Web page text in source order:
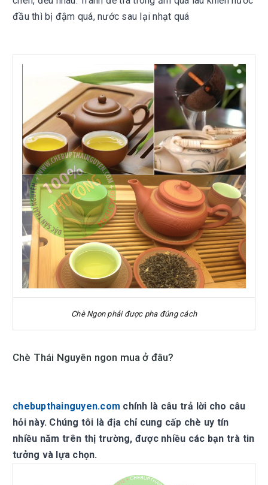
đầu thì bị đậm quá, nước sau lại nhạt quá
Chè Ngon phải được pha đúng cách
Chè Thái Nguyên ngon mua ở đâu?
chebupthainguyen.com chính là câu trả lời cho câu
hỏi này. Chúng tôi là địa chỉ cung cấp chè uy tín
nhiều năm trên thị trường, được nhiều các bạn trà tin
tưởng và lựa chọn.